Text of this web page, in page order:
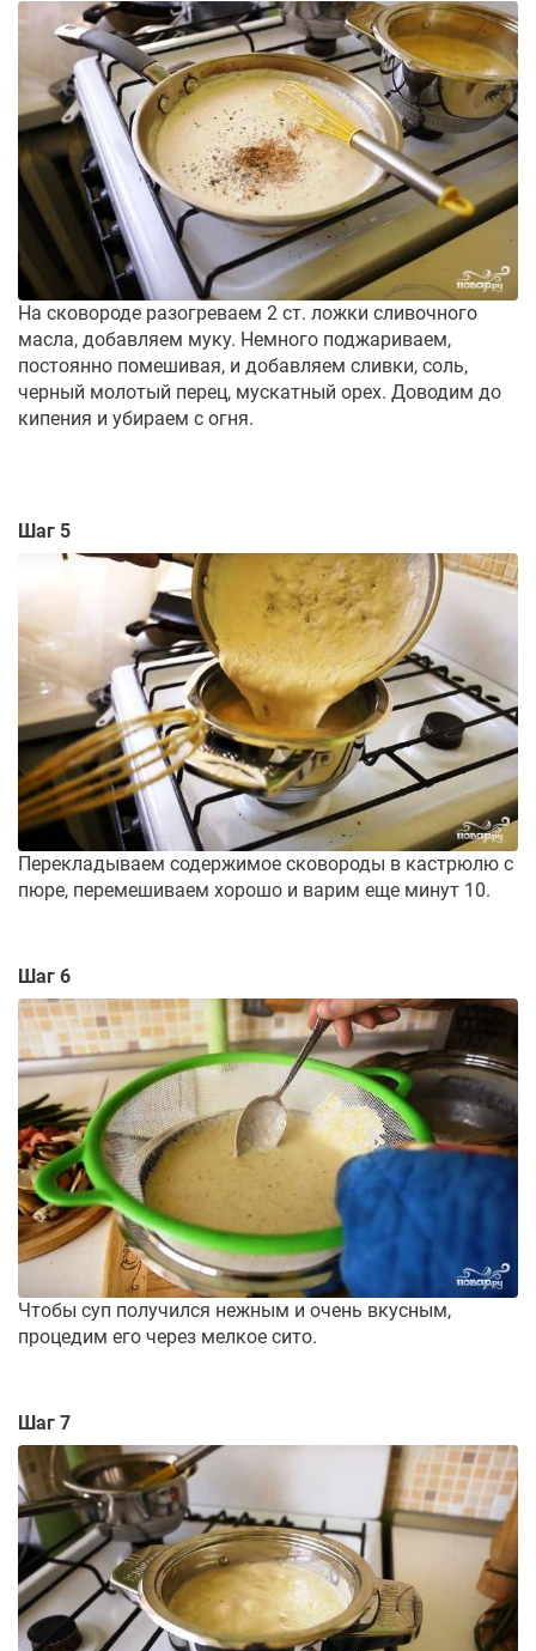
На сковороде разогреваем 2 ст. ложки сливочного
масла, добавляем муку. Немного поджариваем,
постоянно помешивая, и добавляем сливки, соль,
черный молотый перец, мускатный орех. Доводим до
кипения и убираем с огня.
Шаг 5
Перекладываем содержимое сковороды в кастрюлю с
пюре, перемешиваем хорошо и варим еще минут 10.
Шаг 6
Чтобы суп получился нежным и очень вкусным,
процедим его через мелкое сито.
Шаг 7